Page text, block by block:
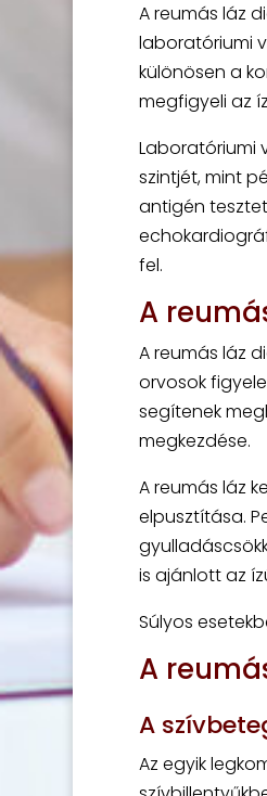
A reumás láz
laboratóriumi
különösen a
megfigyeli az
Laboratóriumi
szintjét, mint
antigén
fel.
A
A reumás láz
orvosok
segítenek
megkezdése.
A reumás láz
elpusztítása.
is ajánlott az
Súlyos
A
A
Az egyik